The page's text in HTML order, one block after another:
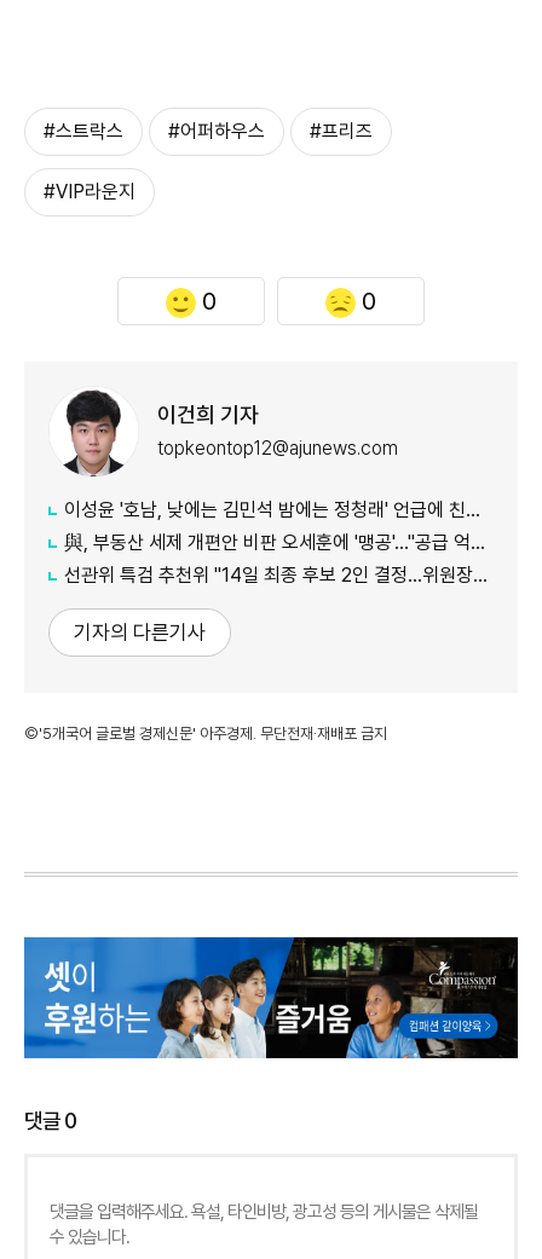
#스트락스 #어퍼하우스 #프리즈
#VIP라운지
0 0
이건희 기자
topkeontop12@ajunews.com
이성윤 '호남, 낮에는 김민석 밤에는 정청래' 언급에 친명계 반발…"한심한 수준"
與, 부동산 세제 개편안 비판 오세훈에 '맹공'…"공급 억제기"
선관위 특검 추천위 "14일 최종 후보 2인 결정…위원장에 김용관"
기자의 다른기사
©'5개국어 글로벌 경제신문' 아주경제. 무단전재·재배포 금지
댓글0